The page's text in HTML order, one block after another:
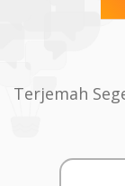
Terjemah